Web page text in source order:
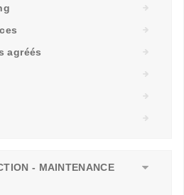
agréés
- MAINTENANCE